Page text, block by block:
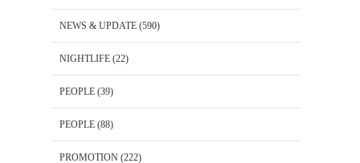
NEWS & UPDATE (590)
NIGHTLIFE (22)
PEOPLE (39)
PEOPLE (88)
PROMOTION (222)